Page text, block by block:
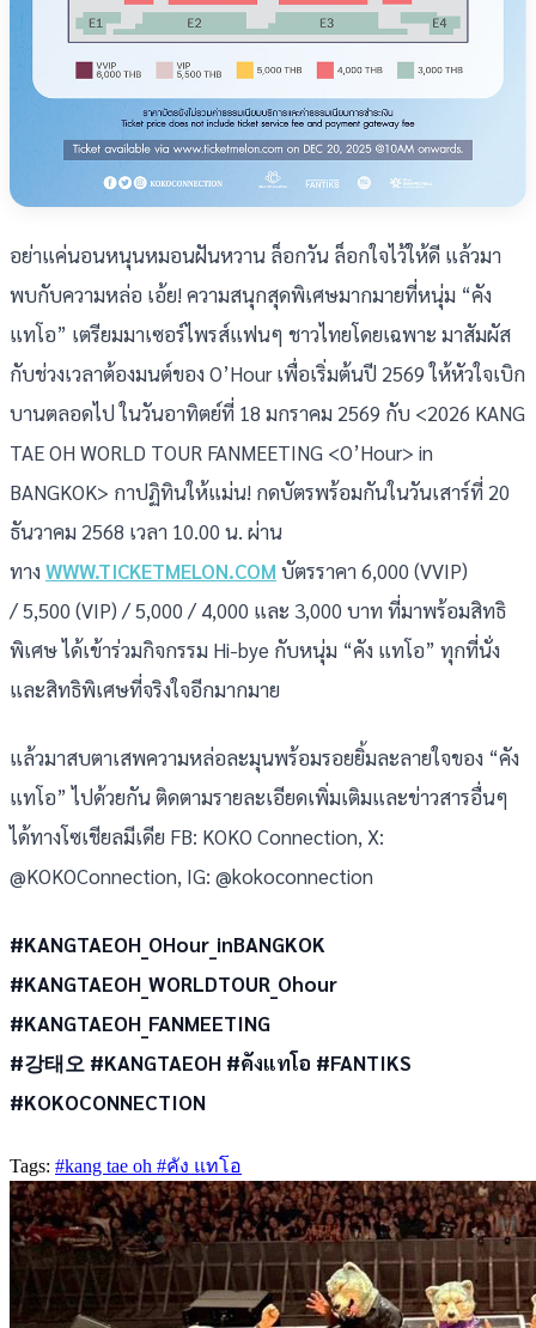
อย่าแค่นอนหนุนหมอนฝันหวาน ล็อกวัน ล็อกใจไว้ให้ดี แล้วมา
พบกับความหล่อ เอ้ย! ความสนุกสุดพิเศษมากมายที่หนุ่ม “คัง
แทโอ” เตรียมมาเซอร์ไพรส์แฟนๆ ชาวไทยโดยเฉพาะ มาสัมผัส
กับช่วงเวลาต้องมนต์ของ O’Hour เพื่อเริ่มต้นปี 2569 ให้หัวใจเบิก
บานตลอดไป ในวันอาทิตย์ที่ 18 มกราคม 2569 กับ <2026 KANG
TAE OH WORLD TOUR FANMEETING <O’Hour> in
BANGKOK> กาปฏิทินให้แม่น! กดบัตรพร้อมกันในวันเสาร์ที่ 20
ธันวาคม 2568 เวลา 10.00 น. ผ่าน
ทาง WWW.TICKETMELON.COM บัตรราคา 6,000 (VVIP)
/ 5,500 (VIP) / 5,000 / 4,000 และ 3,000 บาท ที่มาพร้อมสิทธิ
พิเศษ ได้เข้าร่วมกิจกรรม Hi-bye กับหนุ่ม “คัง แทโอ” ทุกที่นั่ง
และสิทธิพิเศษที่จริงใจอีกมากมาย
แล้วมาสบตาเสพความหล่อละมุนพร้อมรอยยิ้มละลายใจของ “คัง
แทโอ” ไปด้วยกัน ติดตามรายละเอียดเพิ่มเติมและข่าวสารอื่นๆ
ได้ทางโซเชียลมีเดีย FB: KOKO Connection, X:
@KOKOConnection, IG: @kokoconnection
#KANGTAEOH_OHour_inBANGKOK
#KANGTAEOH_WORLDTOUR_Ohour
#KANGTAEOH_FANMEETING
#강태오 #KANGTAEOH #คังแทโอ #FANTIKS
#KOKOCONNECTION
Tags: #kang tae oh #คัง แทโอ